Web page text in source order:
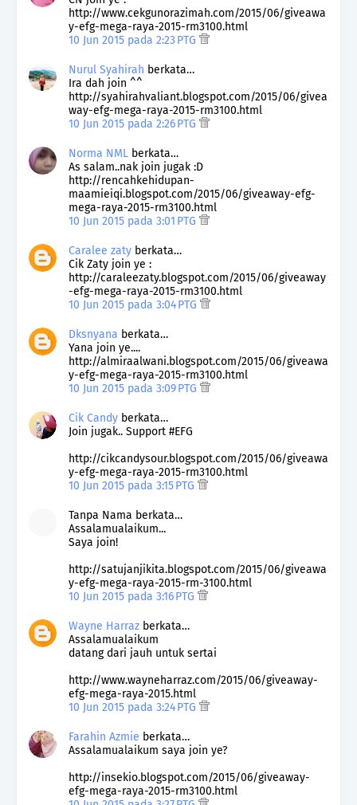
http://www.cekgunorazimah.com/2015/06/giveawa
y-efg-mega-raya-2015-rm3100.html
10 Jun 2015 pada 2:23 PTG
Nurul Syahirah berkata…
Ira dah join ^^
http://syahirahvaliant.blogspot.com/2015/06/givea
way-efg-mega-raya-2015-rm3100.html
10 Jun 2015 pada 2:26 PTG
Norma NML berkata…
As salam..nak join jugak :D
http://rencahkehidupan-
maamieiqi.blogspot.com/2015/06/giveaway-efg-
mega-raya-2015-rm3100.html
10 Jun 2015 pada 3:01 PTG
Caralee zaty berkata…
Cik Zaty join ye :
http://caraleezaty.blogspot.com/2015/06/giveaway
-efg-mega-raya-2015-rm3100.html
10 Jun 2015 pada 3:04 PTG
Dksnyana berkata…
Yana join ye....
http://almiraalwani.blogspot.com/2015/06/giveawa
y-efg-mega-raya-2015-rm3100.html
10 Jun 2015 pada 3:09 PTG
Cik Candy berkata…
Join jugak.. Support #EFG
http://cikcandysour.blogspot.com/2015/06/giveawa
y-efg-mega-raya-2015-rm3100.html
10 Jun 2015 pada 3:15 PTG
Tanpa Nama berkata…
Assalamualaikum...
Saya join!
http://satujanjikita.blogspot.com/2015/06/giveawa
y-efg-mega-raya-2015-rm-3100.html
10 Jun 2015 pada 3:16 PTG
Wayne Harraz berkata…
Assalamualaikum
datang dari jauh untuk sertai
http://www.wayneharraz.com/2015/06/giveaway-
efg-mega-raya-2015.html
10 Jun 2015 pada 3:24 PTG
Farahin Azmie berkata…
Assalamualaikum saya join ye?
http://insekio.blogspot.com/2015/06/giveaway-
efg-mega-raya-2015-rm3100.html